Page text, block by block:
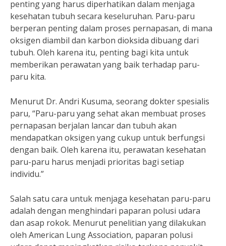
penting yang harus diperhatikan dalam menjaga
kesehatan tubuh secara keseluruhan. Paru-paru
berperan penting dalam proses pernapasan, di mana
oksigen diambil dan karbon dioksida dibuang dari
tubuh. Oleh karena itu, penting bagi kita untuk
memberikan perawatan yang baik terhadap paru-
paru kita.
Menurut Dr. Andri Kusuma, seorang dokter spesialis
paru, “Paru-paru yang sehat akan membuat proses
pernapasan berjalan lancar dan tubuh akan
mendapatkan oksigen yang cukup untuk berfungsi
dengan baik. Oleh karena itu, perawatan kesehatan
paru-paru harus menjadi prioritas bagi setiap
individu.”
Salah satu cara untuk menjaga kesehatan paru-paru
adalah dengan menghindari paparan polusi udara
dan asap rokok. Menurut penelitian yang dilakukan
oleh American Lung Association, paparan polusi